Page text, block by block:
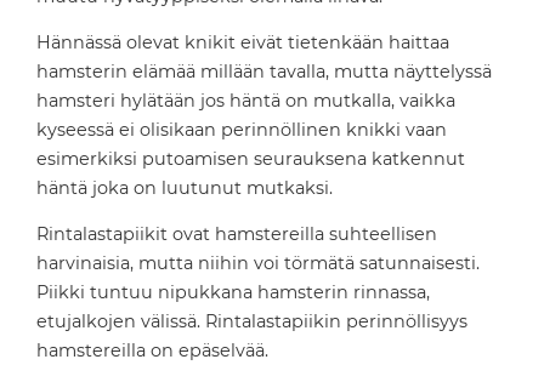
Hännässä olevat knikit eivät tietenkään haittaa
hamsterin elämää millään tavalla, mutta näyttelyssä
hamsteri hylätään jos häntä on mutkalla, vaikka
kyseessä ei olisikaan perinnöllinen knikki vaan
esimerkiksi putoamisen seurauksena katkennut
häntä joka on luutunut mutkaksi.
Rintalastapiikit ovat hamstereilla suhteellisen
harvinaisia, mutta niihin voi törmätä satunnaisesti.
Piikki tuntuu nipukkana hamsterin rinnassa,
etujalkojen välissä. Rintalastapiikin perinnöllisyys
hamstereilla on epäselvää.